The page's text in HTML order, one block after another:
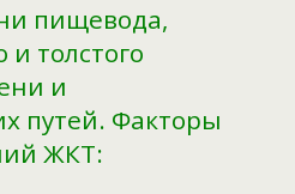
пищевода,
и толстого
и
путей. Факторы
ЖКТ: